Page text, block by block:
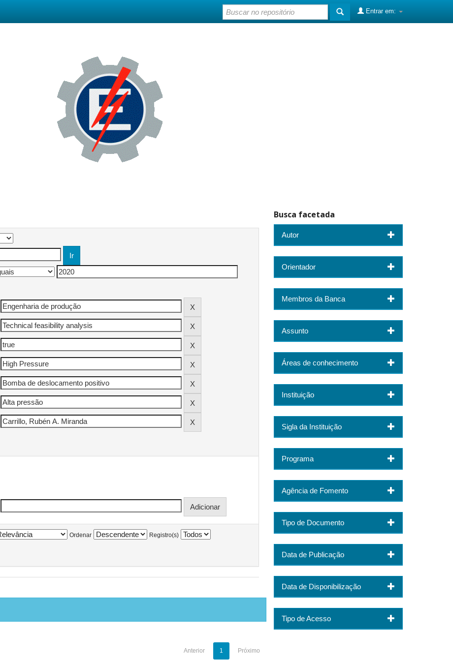
Entrar em:
Ordenar Registro(s)
Anterior 1 Próximo
Busca facetada
Autor
Orientador
Membros da Banca
Assunto
Áreas de conhecimento
Instituição
Sigla da Instituição
Programa
Agência de Fomento
Tipo de Documento
Data de Publicação
Data de Disponibilização
Tipo de Acesso